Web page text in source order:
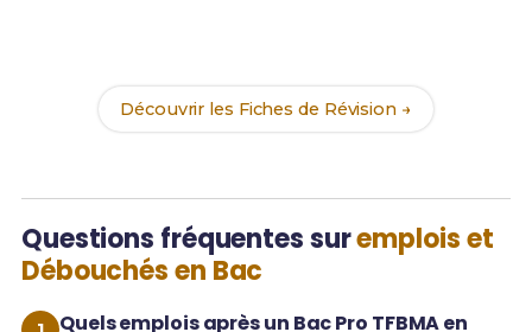
Découvrir les Fiches de Révision →
Questions fréquentes suremplois et
Débouchés en Bac
Quels emplois après un Bac Pro TFBMA en